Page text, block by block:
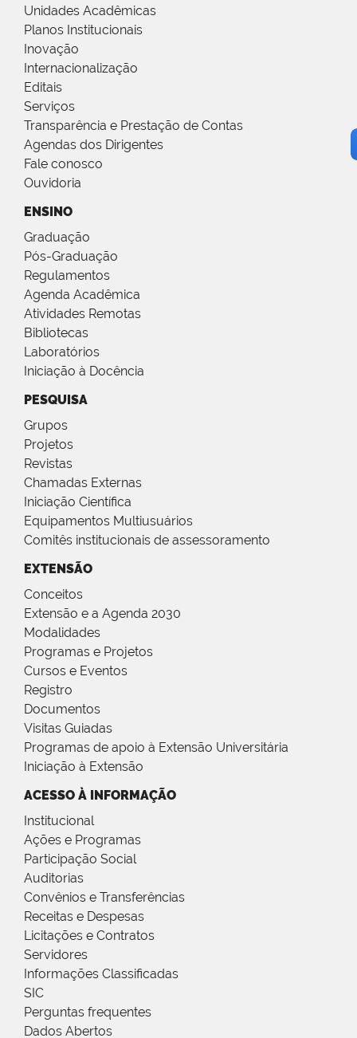
Unidades Acadêmicas
Planos Institucionais
Inovação
Internacionalização
Editais
Serviços
Transparência e Prestação de Contas
Agendas dos Dirigentes
Fale conosco
Ouvidoria
ENSINO
Graduação
Pós-Graduação
Regulamentos
Agenda Acadêmica
Atividades Remotas
Bibliotecas
Laboratórios
Iniciação à Docência
PESQUISA
Grupos
Projetos
Revistas
Chamadas Externas
Iniciação Científica
Equipamentos Multiusuários
Comitês institucionais de assessoramento
EXTENSÃO
Conceitos
Extensão e a Agenda 2030
Modalidades
Programas e Projetos
Cursos e Eventos
Registro
Documentos
Visitas Guiadas
Programas de apoio à Extensão Universitária
Iniciação à Extensão
ACESSO À INFORMAÇÃO
Institucional
Ações e Programas
Participação Social
Auditorias
Convênios e Transferências
Receitas e Despesas
Licitações e Contratos
Servidores
Informações Classificadas
SIC
Perguntas frequentes
Dados Abertos